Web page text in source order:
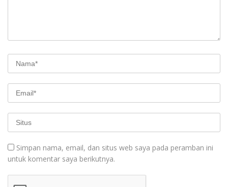
Simpan nama, email, dan situs web saya pada peramban ini
untuk komentar saya berikutnya.